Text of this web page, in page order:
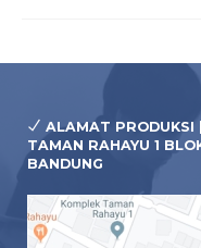
ALAMAT PRODUKSI
TAMAN RAHAYU 1
BANDUNG